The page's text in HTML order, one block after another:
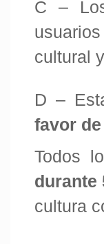
C –
cultural
D –
favor
Todos
durante
cultura